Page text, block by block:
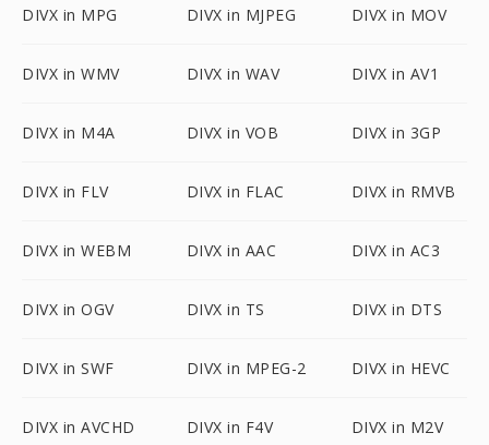
DIVX in MPG DIVX in MJPEG DIVX in MOV
DIVX in WMV DIVX in WAV DIVX in AV1
DIVX in M4A DIVX in VOB DIVX in 3GP
DIVX in FLV DIVX in FLAC DIVX in RMVB
DIVX in WEBM DIVX in AAC DIVX in AC3
DIVX in OGV DIVX in TS DIVX in DTS
DIVX in SWF DIVX in MPEG-2 DIVX in HEVC
DIVX in AVCHD DIVX in F4V DIVX in M2V